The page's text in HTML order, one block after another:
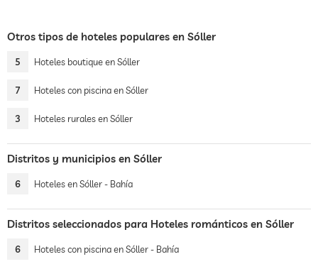
Otros tipos de hoteles populares en Sóller
5 Hoteles boutique en Sóller
7 Hoteles con piscina en Sóller
3 Hoteles rurales en Sóller
Distritos y municipios en Sóller
6 Hoteles en Sóller - Bahía
Distritos seleccionados para Hoteles románticos en Sóller
6 Hoteles con piscina en Sóller - Bahía